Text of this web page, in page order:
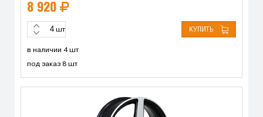
8 920
шт КУПИТЬ
в наличии 4 шт
под заказ 8 шт